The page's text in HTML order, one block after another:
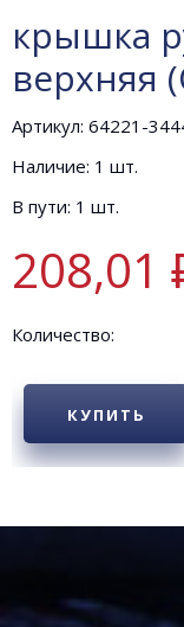
крышка
верхняя
Артикул: 64221-
Наличие: 1 шт.
В пути: 1 шт.
208,01
Количество:
КУПИТЬ